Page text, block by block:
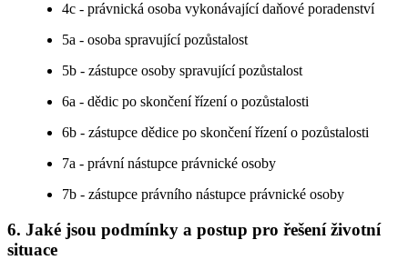
4c - právnická osoba vykonávající daňové poradenství
5a - osoba spravující pozůstalost
5b - zástupce osoby spravující pozůstalost
6a - dědic po skončení řízení o pozůstalosti
6b - zástupce dědice po skončení řízení o pozůstalosti
7a - právní nástupce právnické osoby
7b - zástupce právního nástupce právnické osoby
6. Jaké jsou podmínky a postup pro řešení životní
situace